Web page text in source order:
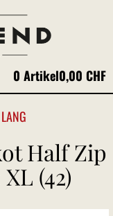
0 Artikel0,00 CHF
Half Zip
(42)